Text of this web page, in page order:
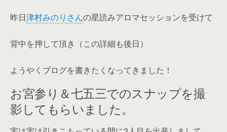
昨日津村みのりさんの星読みアロマセッションを受けて
背中を押して頂き（この詳細も後日）
ようやくブログを書きたくなってきました！
お宮参り＆七五三でのスナップを撮
影してもらいました。